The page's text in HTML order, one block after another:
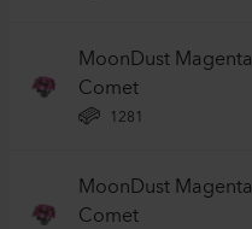
MoonDust Magenta
Comet
1281
MoonDust Magenta
Comet